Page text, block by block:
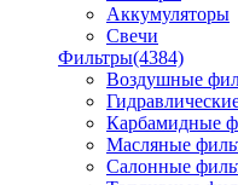
Аккумуляторы
Свечи
Фильтры(4384)
Воздушные
Карбамидные
Масляные
Салонные